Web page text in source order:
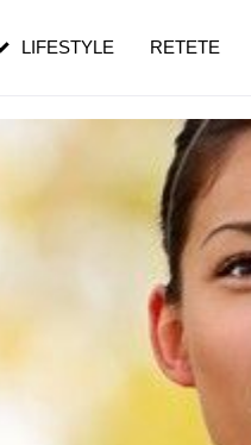
LIFESTYLE RETETE
pe